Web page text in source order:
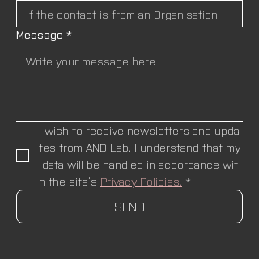
Message *
I wish to receive newsletters and upda
tes from AND Lab. I understand that my
data will be handled in accordance wit
h the site’s Privacy Policies. *
SEND